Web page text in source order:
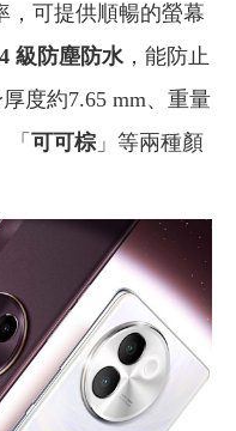
，可提供順暢的螢幕
級防塵防水 ，能防止
度約7.65 mm、重量
「 可可棕 」等兩種顏